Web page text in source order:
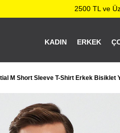
2500 TL ve
KADIN ERKEK
M Short Sleeve T-Shirt Erkek Bisiklet